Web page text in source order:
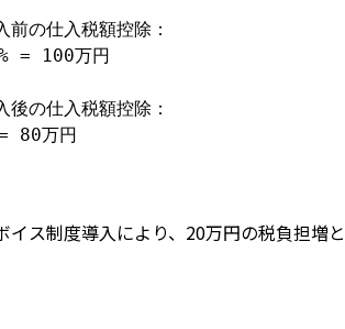
前の仕入税額控除：
= 100万円
後の仕入税額控除：
80万円
イス制度導入により、20万円の税負担増